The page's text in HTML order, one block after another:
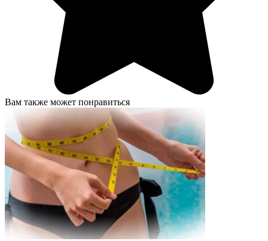
Вам также может понравиться